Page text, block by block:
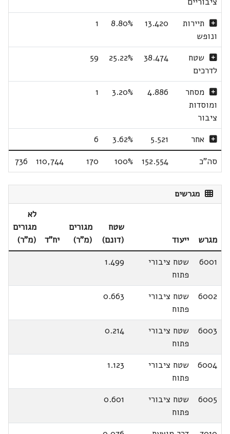
תיירות
ונופש
13.420
8.80%
1
שטח
לדרכים
38.474
25.22%
59
מסחר
ומוסדות
ציבור
4.886
3.20%
1
אחר 5.521
3.62%
6
סה"כ
152.554
100%
170
110,744
736
מגרשים
מגרש ייעוד
שטח
(דונם)
מגורים
(מ"ר)
יח"ד
לא
מגורים
(מ"ר)
6001
שטח ציבורי
פתוח
1.499
6002
שטח ציבורי
פתוח
0.663
6003
שטח ציבורי
פתוח
0.214
6004
שטח ציבורי
פתוח
1.123
6005
שטח ציבורי
פתוח
0.601